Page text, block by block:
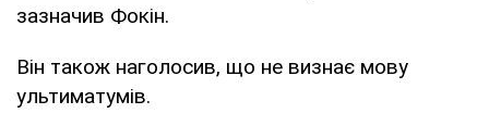
зазначив Фокін.
Він також наголосив, що не визнає мову
ультиматумів.